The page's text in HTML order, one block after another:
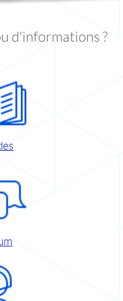
d'informations ?